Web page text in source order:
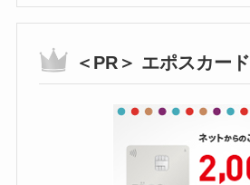
＜PR＞ エポスカード